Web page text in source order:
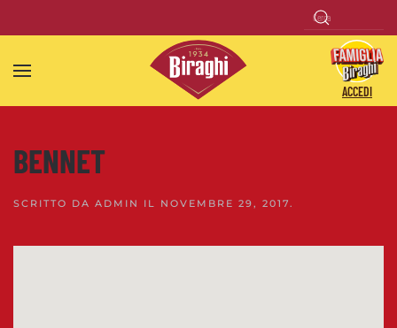
Skip to main content
ACCEDI
BENNET
SCRITTO DA ADMIN IL NOVEMBRE 29, 2017.